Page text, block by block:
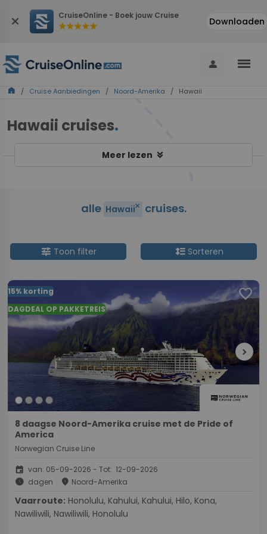
close CruiseOnline - Boek jouw Cruise
starstarstarstarstar Downloaden
person menu
home / Cruise Aanbiedingen / Noord-Amerika / Hawaii
Hawaii cruises.
Meer lezen keyboard_double_arrow_down
alle Hawaiiclose cruises.
tune Toon filter format_line_spacingSorteren
15% korting
DAGDEAL OP PAKKETREIS
favorite
chevron_right
8 daagse Noord-Amerika cruise met de Pride of
America
Norwegian Cruise Line
event van: 05-09-2026 - Tot: 12-09-2026
schedule dagen place Noord-Amerika
Vaarroute:
Nawiliwili, Nawiliwili, Honolulu